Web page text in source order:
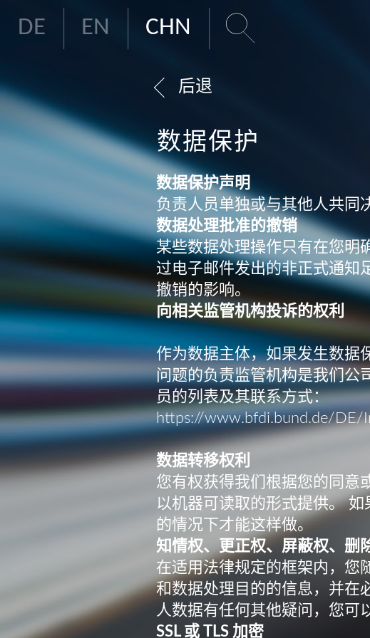
DE EN CHN
后退
数据保护
数据保护声明
负责人员单独或与其他人共同
数据处理批准的撤销
某些数据处理操作只有在您明
过电子邮件发出的非正式通知
撤销的影响。
向相关监管机构投诉的权利
作为数据主体，如果发生数据
问题的负责监管机构是我们公
员的列表及其联系方式：
https://www.bfdi.bund.de/DE/
数据转移权利
您有权获得我们根据您的同意
以机器可读取的形式提供。
的情况下才能这样做。
知情权、更正权、屏蔽权、删
在适用法律规定的框架内，您
和数据处理目的的信息，并在
人数据有任何其他疑问，您可
SSL 或 TLS 加密